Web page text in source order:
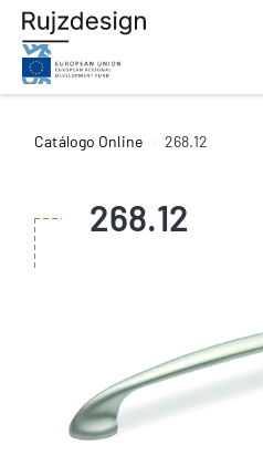
Catálogo Online 268.12
268.12